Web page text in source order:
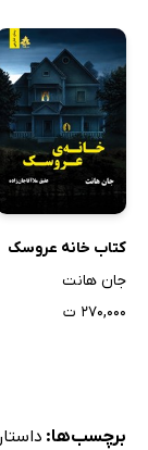
کتاب خانه عروسک
جان هانت
۲۷۰,۰۰۰ ت
برچسب‌ها: